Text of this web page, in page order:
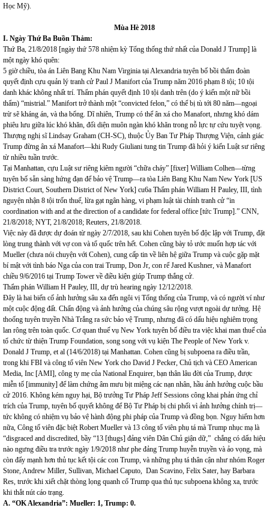
Học Mỹ).
Mùa Hè 2018
I. Ngày Thứ Ba Buồn Thảm:
Thứ Ba, 21/8/2018 [ngày thứ 578 nhiệm kỳ Tổng thống thứ nhất của Donald J Trump] là
một ngày khó quên:
5 giờ chiều, tòa án Liên Bang Khu Nam Virginia tại Alexandria tuyên bố bồi thẩm đoàn
quyết định cựu quản lý tranh cử Paul J Manifort của Trump năm 2016 phạm 8 tội; 10 tội
danh khác không nhất trí. Thẩm phán quyết định 10 tội danh trên (do ý kiến một nữ bồi
thẩm) “mistrial.” Manifort trở thành một “convicted felon,” có thể bị tù tới 80 năm—ngoại
trừ sẽ kháng án, và tha bổng. Dĩ nhiên, Trump có thể ân xá cho Manafort, nhưng khó dám
phiêu lưu giữa lúc khó khăn, đối diện muôn ngàn khó khăn trong nỗ lực tự cứu tuyệt vọng.
Thượng nghị sĩ Lindsay Graham (CH-SC), thuộc Ủy Ban Tư Pháp Thượng Viện, cảnh giác
Trump đừng ân xá Manafort—khi Rudy Giuliani tung tin Trump đã hỏi ý kiến Luật sư riêng
từ nhiều tuần trước.
Tại Manhattan, cựu Luật sư riêng kiêm người “chữa cháy” [fixer] William Colhen—từng
tuyên bố sẵn sàng hứng đạn để bảo vệ Trump—ra tòa Liên Bang Khu Nam New York [US
District Court, Southern District of New York] cu6a Thẩm phán William H Pauley, III, tình
nguyện nhận 8 tội trốn thuế, lừa gạt ngân hàng, vi phạm luật tài chính tranh cử “in
coordination with and at the direction of a candidate for federal office [tức Trump].” CNN,
21/8/2018; NYT, 21/8/2018; Reuters, 21/8/2018.
Việc này đã được dự đoán từ ngày 2/7/2018, sau khi Cohen tuyên bố độc lập với Trump, đặt
lòng trung thành với vợ con và tổ quốc trên hết. Cohen cũng bày tỏ ước muốn hợp tác với
Mueller (chưa nói chuyện với Cohen), cung cấp tin về liên hệ giữa Trump và cuộc gặp mặt
bí mật với tình báo Nga của con trai Trump, Don Jr, con rể Jared Kushner, và Manafort
chiều 9/6/2016 tại Trump Tower về điều kiện giúp Trump thắng cử.
Thẩm phán William H Pauley, III, dự trù hearing ngày 12/12/2018.
Đây là hai biến cố ảnh hưởng sâu xa đến ngôi vị Tổng thống của Trump, và có người ví như
một cuộc động đất. Chấn động và ảnh hưởng của chúng sâu rộng vượt ngoài dự tưởng. Hệ
thoống tuyên truyền Nhà Trắng ra sức bảo vệ Trump, nhưng đã có dấu hiệu nghiêm trọng
lan rông trên toàn quốc. Cơ quan thuế vụ New York tuyên bố điều tra việc khai man thuế của
tổ chức từ thiện Trump Foundation, song song với vụ kiện The People of New York v.
Donald J Trump, et al (14/6/2018) tại Manhattan. Cohen cũng bị subpoena ra điều trần,
trong khi FBI và công tố viên New York cho David J Pecker, Chủ tịch và CEO American
Media, Inc [AMI], công ty mẹ của National Enquirer, bạn thân lâu đời của Trump, được
miễn tố [immunity] để làm chứng âm mưu bịt miệng các nạn nhân, hầu ảnh hưởng cuộc bầu
cử 2016. Không kém nguy hại, Bộ trưởng Tư Pháp Jeff Sessions công khai phản ứng chỉ
trích của Trump, tuyên bố quyết không để Bộ Tư Pháp bị chi phối vì ảnh hưởng chính trị—
tức không có nhiệm vụ bảo vệ hành động phi pháp của Trump và đồng bọn. Nguy hiểm hơn
nữa, Công tố viên đặc biệt Robert Mueller và 13 công tố viên phụ tá mà Trump nhục mạ là
“disgraced and discredited, bầy “13 [thugs] đảng viên Dân Chủ giận dữ,” chắng có dấu hiệu
nào ngưng điều tra trước ngày 1/9/2018 như phe đảng Trump huyễn truyền và ảo vọng, mà
còn đẩy mạnh hơn thủ tục kết tội các con Trump, và những phụ tá thân cận như nhóm Roger
Stone, Andrew Miller, Sullivan, Michael Caputo, Dan Scavino, Felix Sater, hay Barbara
Res, trước khi xiết chặt thòng lọng quanh cổ Trump qua thủ tục subpoena không xa, trước
khi thắt nút cáo trạng.
A. “OK Alexandria”: Mueller: 1, Trump: 0.